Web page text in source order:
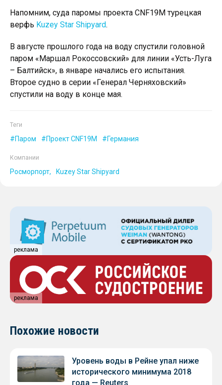
Напомним, суда паромы проекта CNF19M турецкая
верфь Kuzey Star Shipyard.
В августе прошлого года на воду спустили головной
паром «Маршал Рокоссовский» для линии «Усть-Луга
– Балтийск», в январе начались его испытания.
Второе судно в серии «Генерал Черняховский»
спустили на воду в конце мая.
Теги
Паром Проект CNF19M Германия
Компании
Росморпорт Kuzey Star Shipyard
реклама
реклама
Похожие новости
Уровень воды в Рейне упал ниже
исторического минимума 2018
года — Reuters